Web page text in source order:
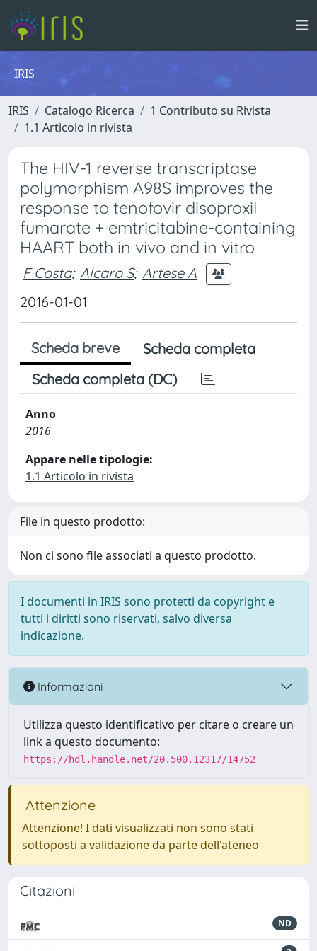
IRIS
IRIS Catalogo Ricerca
1 Contributo su Rivista
1.1 Articolo in rivista
The HIV-1 reverse transcriptase
polymorphism A98S improves the
response to tenofovir disoproxil
fumarate + emtricitabine-containing
HAART both in vivo and in vitro
F Costa; Alcaro S; Artese A
2016-01-01
Scheda breve
Scheda completa
Scheda completa (DC)
Anno
2016
Appare nelle tipologie:
1.1 Articolo in rivista
File in questo prodotto:
Non ci sono file associati a questo prodotto.
I documenti in IRIS sono protetti da copyright e
tutti i diritti sono riservati, salvo diversa
indicazione.
Informazioni
Utilizza questo identificativo per citare o creare un
link a questo documento:
https://hdl.handle.net/20.500.12317/14752
Attenzione
Attenzione! I dati visualizzati non sono stati
sottoposti a validazione da parte dell'ateneo
Citazioni
ND